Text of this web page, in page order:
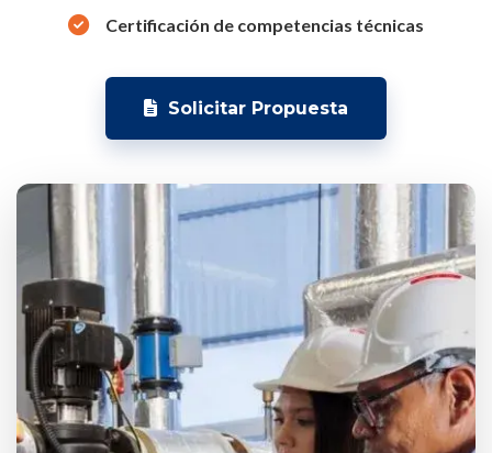
Certificación de competencias técnicas
Solicitar Propuesta